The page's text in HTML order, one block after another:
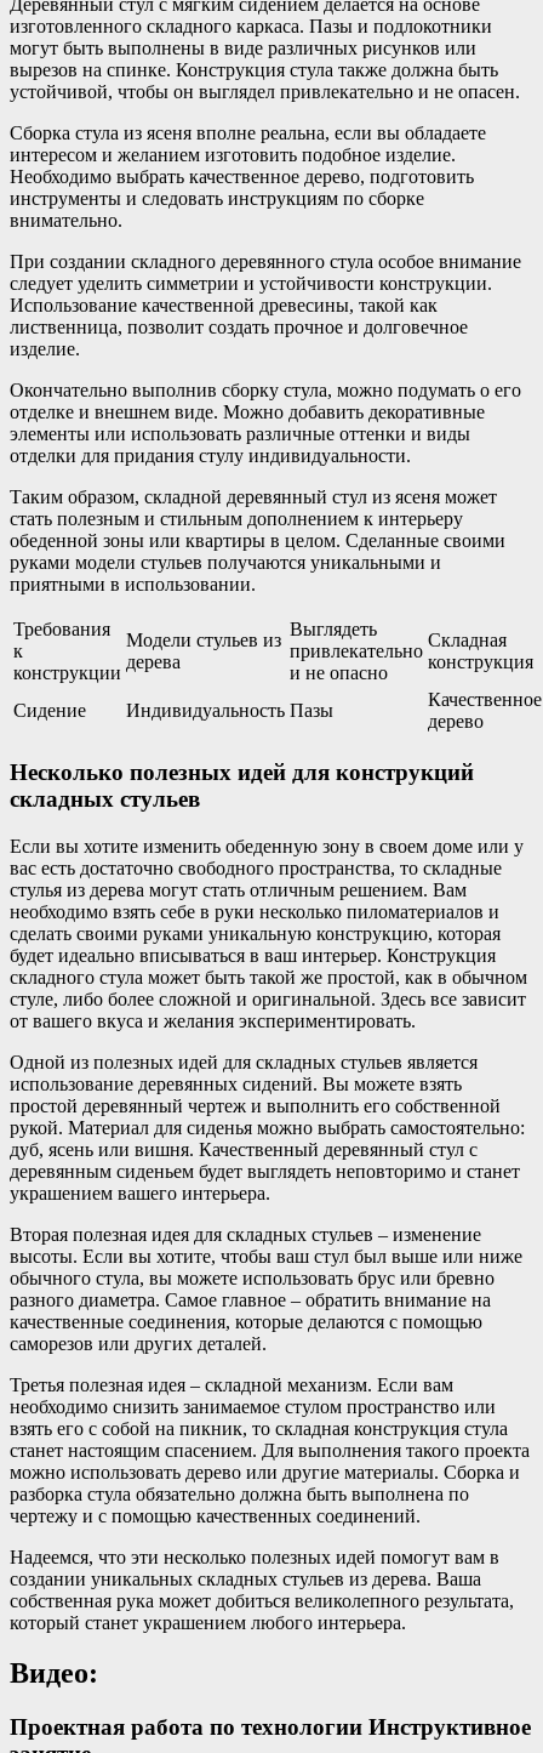
Деревянный стул с мягким сидением делается на основе
изготовленного складного каркаса. Пазы и подлокотники
могут быть выполнены в виде различных рисунков или
вырезов на спинке. Конструкция стула также должна быть
устойчивой, чтобы он выглядел привлекательно и не опасен.
Сборка стула из ясеня вполне реальна, если вы обладаете
интересом и желанием изготовить подобное изделие.
Необходимо выбрать качественное дерево, подготовить
инструменты и следовать инструкциям по сборке
внимательно.
При создании складного деревянного стула особое внимание
следует уделить симметрии и устойчивости конструкции.
Использование качественной древесины, такой как
лиственница, позволит создать прочное и долговечное
изделие.
Окончательно выполнив сборку стула, можно подумать о его
отделке и внешнем виде. Можно добавить декоративные
элементы или использовать различные оттенки и виды
отделки для придания стулу индивидуальности.
Таким образом, складной деревянный стул из ясеня может
стать полезным и стильным дополнением к интерьеру
обеденной зоны или квартиры в целом. Сделанные своими
руками модели стульев получаются уникальными и
приятными в использовании.
Требования
к
конструкции
Модели стульев из
дерева
Выглядеть
привлекательно
и не опасно
Складная
конструкция
Сидение Индивидуальность Пазы
Качественное
дерево
Несколько полезных идей для конструкций
складных стульев
Если вы хотите изменить обеденную зону в своем доме или у
вас есть достаточно свободного пространства, то складные
стулья из дерева могут стать отличным решением. Вам
необходимо взять себе в руки несколько пиломатериалов и
сделать своими руками уникальную конструкцию, которая
будет идеально вписываться в ваш интерьер. Конструкция
складного стула может быть такой же простой, как в обычном
стуле, либо более сложной и оригинальной. Здесь все зависит
от вашего вкуса и желания экспериментировать.
Одной из полезных идей для складных стульев является
использование деревянных сидений. Вы можете взять
простой деревянный чертеж и выполнить его собственной
рукой. Материал для сиденья можно выбрать самостоятельно:
дуб, ясень или вишня. Качественный деревянный стул с
деревянным сиденьем будет выглядеть неповторимо и станет
украшением вашего интерьера.
Вторая полезная идея для складных стульев – изменение
высоты. Если вы хотите, чтобы ваш стул был выше или ниже
обычного стула, вы можете использовать брус или бревно
разного диаметра. Самое главное – обратить внимание на
качественные соединения, которые делаются с помощью
саморезов или других деталей.
Третья полезная идея – складной механизм. Если вам
необходимо снизить занимаемое стулом пространство или
взять его с собой на пикник, то складная конструкция стула
станет настоящим спасением. Для выполнения такого проекта
можно использовать дерево или другие материалы. Сборка и
разборка стула обязательно должна быть выполнена по
чертежу и с помощью качественных соединений.
Надеемся, что эти несколько полезных идей помогут вам в
создании уникальных складных стульев из дерева. Ваша
собственная рука может добиться великолепного результата,
который станет украшением любого интерьера.
Видео:
Проектная работа по технологии Инструктивное